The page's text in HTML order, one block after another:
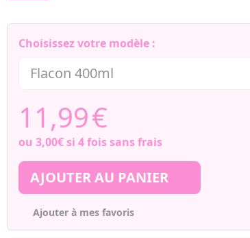
Choisissez votre modèle :
11,99€
ou 3,00€si 4 fois sans frais
AJOUTER AU PANIER
Ajouter à mes favoris